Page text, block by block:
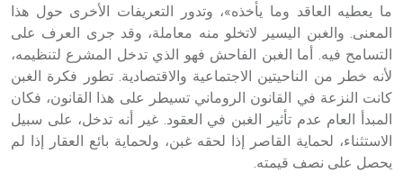
- هل تعلم أن الأبجدية الكنعانية تتألف من /22/ علامة كتابية
sign تكتب منفصلة غير متصلة، وتعتمد المبدأ الأكوروفوني،
حيث تقتصر القيمة الصوتية للعلامة الك
ما يعطيه العاقد وما يأخذه»، وتدور التعريفات الأخرى حول هذا
المعنى. والغبن اليسير لاتخلو منه معاملة، وقد جرى العرف على
التسامح فيه. أما الغبن الفاحش فهو الذي تدخل المشرع لتنظيمه،
لأنه خطر من الناحيتين الاجتماعية والاقتصادية. تطور فكرة الغبن
كانت النزعة في القانون الروماني تسيطر على هذا القانون، فكان
المبدأ العام عدم تأثير الغبن في العقود. غير أنه تدخل، على سبيل
الاستثناء، لحماية القاصر إذا لحقه غبن، ولحماية بائع العقار إذا لم
يحصل على نصف قيمته.